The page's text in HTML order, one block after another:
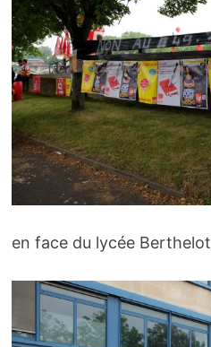
en face du lycée Berthelot